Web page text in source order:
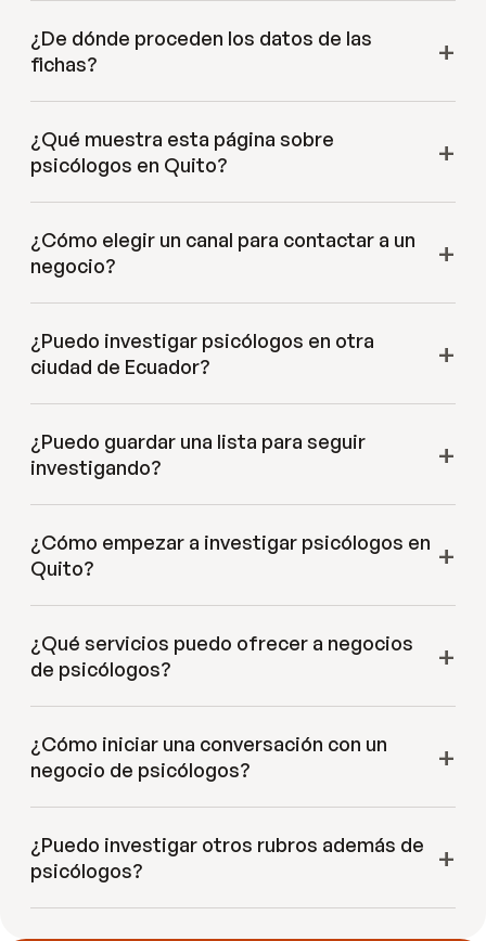
¿De dónde proceden los datos de las
fichas?
¿Qué muestra esta página sobre
psicólogos en Quito?
¿Cómo elegir un canal para contactar a un
negocio?
¿Puedo investigar psicólogos en otra
ciudad de Ecuador?
¿Puedo guardar una lista para seguir
investigando?
¿Cómo empezar a investigar psicólogos en
Quito?
¿Qué servicios puedo ofrecer a negocios
de psicólogos?
¿Cómo iniciar una conversación con un
negocio de psicólogos?
¿Puedo investigar otros rubros además de
psicólogos?